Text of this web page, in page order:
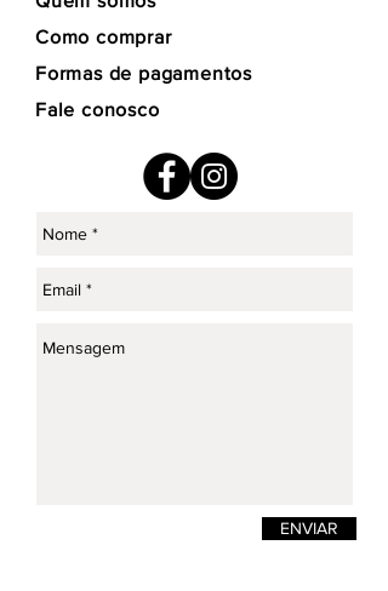
Como comprar
Formas de pagamentos
Fale conosco
ENVIAR